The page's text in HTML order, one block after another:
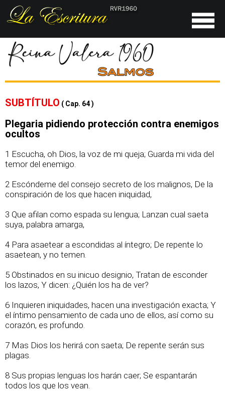
SUBTÍTULO ( Cap. 64 )
Plegaria pidiendo protección contra enemigos
ocultos
1 Escucha, oh Dios, la voz de mi queja; Guarda mi vida del
temor del enemigo.
2 Escóndeme del consejo secreto de los malignos, De la
conspiración de los que hacen iniquidad,
3 Que afilan como espada su lengua; Lanzan cual saeta
suya, palabra amarga,
4 Para asaetear a escondidas al íntegro; De repente lo
asaetean, y no temen.
5 Obstinados en su inicuo designio, Tratan de esconder
los lazos, Y dicen: ¿Quién los ha de ver?
6 Inquieren iniquidades, hacen una investigación exacta; Y
el íntimo pensamiento de cada uno de ellos, así como su
corazón, es profundo.
7 Mas Dios los herirá con saeta; De repente serán sus
plagas.
8 Sus propias lenguas los harán caer; Se espantarán
todos los que los vean.